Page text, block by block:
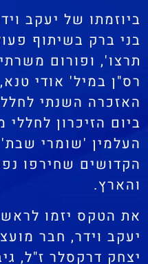
ביוזמתו של יעקב
בני ברק בשיתוף
תרצו', ופורום
רס"ן במיל' אודי
האזכרה השנתי
ביום הזיכרון
העלמין 'שומרי
הקדושים שחירפו
והארץ.
את הטקס יזמו
יעקב וידר, חבר
יצחק דרקסלר ז"ל,